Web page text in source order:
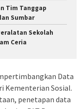
Tim Tanggap
Sumbar
Sekolah
Ceria
Data
Kementerian Sosial.
penetapan data